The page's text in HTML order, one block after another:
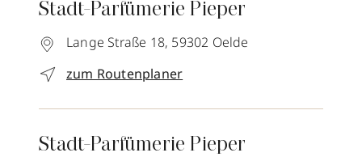
Stadt-Parfümerie Pieper
Lange Straße 18, 59302 Oelde
zum Routenplaner
Stadt-Parfümerie Pieper